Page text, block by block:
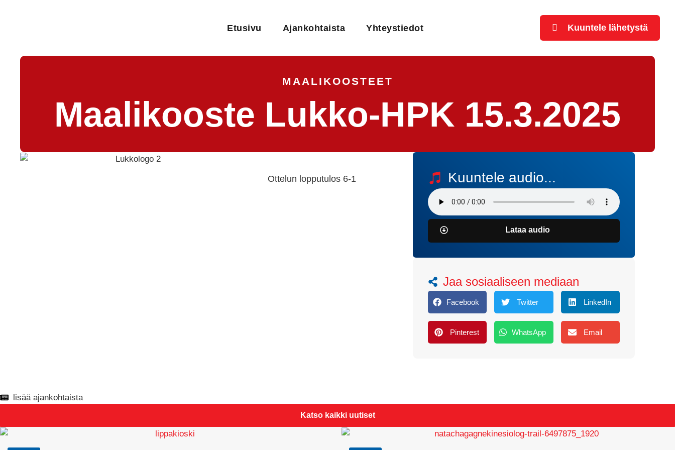
Etusivu Ajankohtaista Yhteystiedot Kuuntele lähetystä
MAALIKOOSTEET
Maalikooste Lukko-HPK 15.3.2025
Ottelun lopputulos 6-1 Kuuntele audio...
Lataa audio
Jaa sosiaaliseen mediaan
Facebook Twitter LinkedIn
Pinterest WhatsApp Email
lisää ajankohtaista
Katso kaikki uutiset